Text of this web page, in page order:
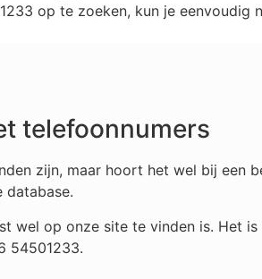
op te zoeken, kun je eenvoudig
telefoonnumers
zijn, maar hoort het wel bij een
database.
wel op onze site te vinden is. Het
54501233.